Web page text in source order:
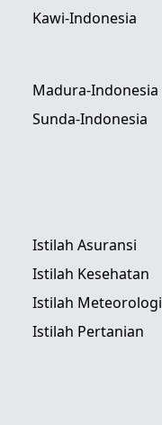
Kawi-Indonesia
Madura-Indonesia
Sunda-Indonesia
Istilah Asuransi
Istilah Kesehatan
Istilah Meteorologi
Istilah Pertanian